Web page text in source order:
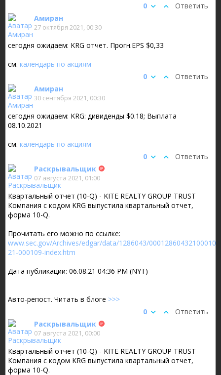
Ответить
0
Амиран
27 октября 2021, 00:30
сегодня ожидаем: KRG отчет. Прогн.EPS $0,33
см.календарь по акциям
Ответить
0
Амиран
30 сентября 2021, 00:30
сегодня ожидаем: KRG: дивиденды $0.18; Выплата
08.10.2021
см.календарь по акциям
Ответить
0
Раскрывальщик
07 августа 2021, 01:00
Квартальный отчет (10-Q) - KITE REALTY GROUP TRUST
Компания с кодом KRG выпустила квартальный отчет,
форма 10-Q.
Прочитать его можно по ссылке:
www.sec.gov/Archives/edgar/data/1286043/
21-000109-index.htm
Дата публикации: 06.08.21 04:36 PM (NYT)
Авто-репост. Читать в блоге >>>
Ответить
0
Раскрывальщик
07 августа 2021, 00:00
Квартальный отчет (10-Q) - KITE REALTY GROUP TRUST
Компания с кодом KRG выпустила квартальный отчет,
форма 10-Q.